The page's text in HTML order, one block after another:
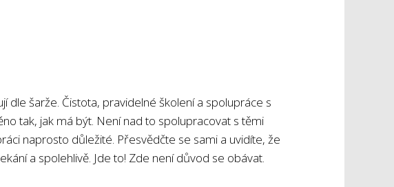
dle šarže. Čistota, pravidelné školení a spolupráce s
tak, jak má být. Není nad to spolupracovat s těmi
naprosto důležité. Přesvědčte se sami a uvidíte, že
a spolehlivě. Jde to! Zde není důvod se obávat.